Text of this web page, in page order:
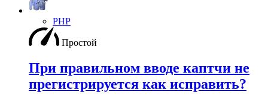
PHP
Простой
При правильном вводе каптчи не
прегистрируется как исправить?